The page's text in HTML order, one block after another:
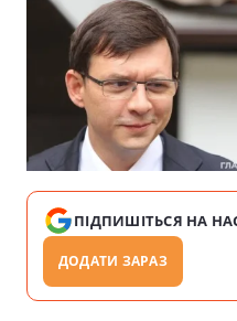
ПІДПИШІТЬСЯ НА НАС
ДОДАТИ ЗАРАЗ